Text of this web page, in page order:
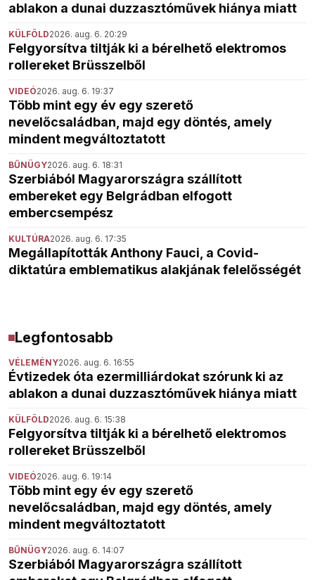
ablakon a dunai duzzasztóművek hiánya miatt
KÜLFÖLD2026. aug. 6. 20:29
Felgyorsítva tiltják ki a bérelhető elektromos
rollereket Brüsszelből
VIDEÓ2026. aug. 6. 19:37
Több mint egy év egy szerető
nevelőcsaládban, majd egy döntés, amely
mindent megváltoztatott
BŰNÜGY2026. aug. 6. 18:31
Szerbiából Magyarországra szállított
embereket egy Belgrádban elfogott
embercsempész
KULTÚRA2026. aug. 6. 17:35
Megállapították Anthony Fauci, a Covid-
diktatúra emblematikus alakjának felelősségét
Legfontosabb
VÉLEMÉNY2026. aug. 6. 16:55
Évtizedek óta ezermilliárdokat szórunk ki az
ablakon a dunai duzzasztóművek hiánya miatt
KÜLFÖLD2026. aug. 6. 15:38
Felgyorsítva tiltják ki a bérelhető elektromos
rollereket Brüsszelből
VIDEÓ2026. aug. 6. 19:14
Több mint egy év egy szerető
nevelőcsaládban, majd egy döntés, amely
mindent megváltoztatott
BŰNÜGY2026. aug. 6. 14:07
Szerbiából Magyarországra szállított